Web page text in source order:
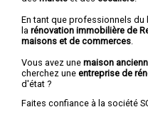
En tant que professionnels
la rénovation immobilière de
maisons et de commerces
Vous avez une maison
cherchez une entreprise de
d'état ?
Faites confiance à la société